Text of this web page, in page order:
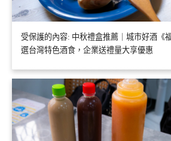
受保護的內容: 中秋禮盒推薦｜城市好酒《
選台灣特色酒食，企業送禮量大享優惠